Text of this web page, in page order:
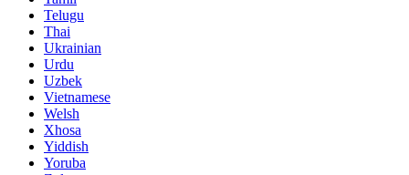
Telugu
Thai
Ukrainian
Urdu
Uzbek
Vietnamese
Welsh
Xhosa
Yiddish
Yoruba